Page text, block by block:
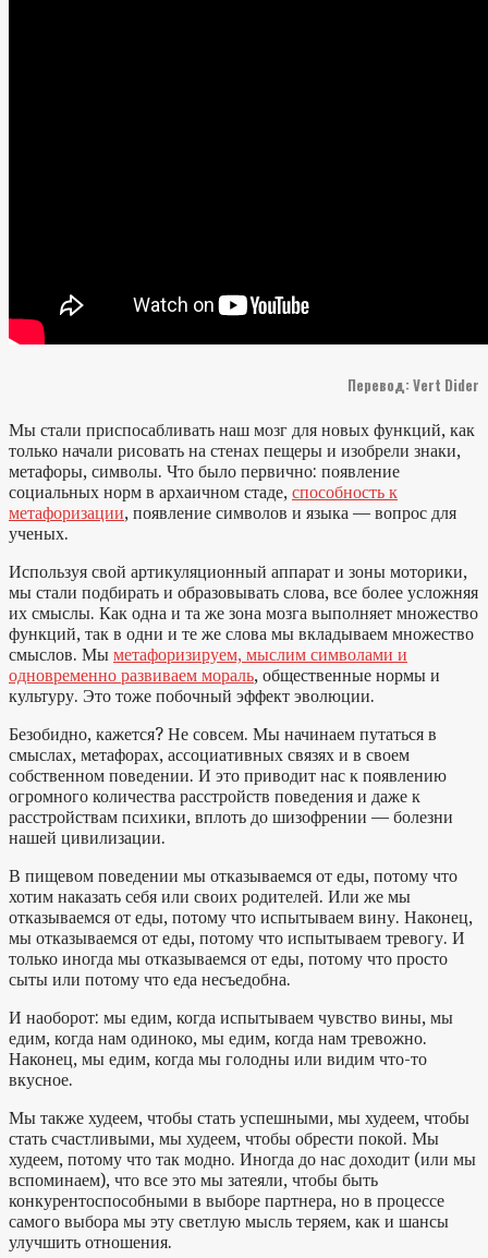
Перевод: Vert Dider
Мы стали приспосабливать наш мозг для новых функций, как
только начали рисовать на стенах пещеры и изобрели знаки,
метафоры, символы. Что было первично: появление
социальных норм в архаичном стаде, способность к
метафоризации, появление символов и языка — вопрос для
ученых.
Используя свой артикуляционный аппарат и зоны моторики,
мы стали подбирать и образовывать слова, все более усложняя
их смыслы. Как одна и та же зона мозга выполняет множество
функций, так в одни и те же слова мы вкладываем множество
смыслов. Мы метафоризируем, мыслим символами и
одновременно развиваем мораль, общественные нормы и
культуру. Это тоже побочный эффект эволюции.
Безобидно, кажется? Не совсем. Мы начинаем путаться в
смыслах, метафорах, ассоциативных связях и в своем
собственном поведении. И это приводит нас к появлению
огромного количества расстройств поведения и даже к
расстройствам психики, вплоть до шизофрении — болезни
нашей цивилизации.
В пищевом поведении мы отказываемся от еды, потому что
хотим наказать себя или своих родителей. Или же мы
отказываемся от еды, потому что испытываем вину. Наконец,
мы отказываемся от еды, потому что испытываем тревогу. И
только иногда мы отказываемся от еды, потому что просто
сыты или потому что еда несъедобна.
И наоборот: мы едим, когда испытываем чувство вины, мы
едим, когда нам одиноко, мы едим, когда нам тревожно.
Наконец, мы едим, когда мы голодны или видим что-то
вкусное.
Мы также худеем, чтобы стать успешными, мы худеем, чтобы
стать счастливыми, мы худеем, чтобы обрести покой. Мы
худеем, потому что так модно. Иногда до нас доходит (или мы
вспоминаем), что все это мы затеяли, чтобы быть
конкурентоспособными в выборе партнера, но в процессе
самого выбора мы эту светлую мысль теряем, как и шансы
улучшить отношения.